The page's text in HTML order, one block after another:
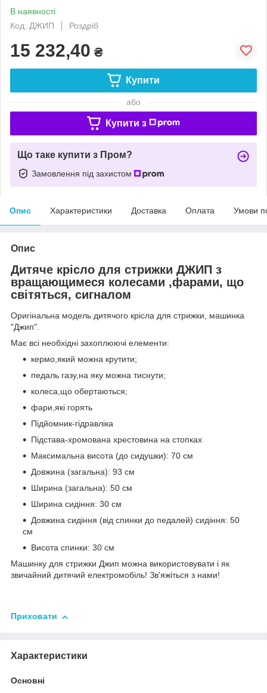
В наявності
Код: ДЖИП
Роздріб
15 232,40 ₴
Купити
або
Купити з
Що таке купити з Пром?
Замовлення під захистом
Опис Характеристики Доставка Оплата Умови
Опис
Дитяче крісло для стрижки ДЖИП з
вращающимеся колесами ,фарами, що
світяться, сигналом
Оригінальна модель дитячого крісла для стрижки, машинка
"Джип".
Має всі необхідні захоплюючі елементи:
кермо,який можна крутити;
педаль газу,на яку можна тиснути;
колеса,що обертаються;
фари,які горять
Підйомник-гідравліка
Підстава-хромована хрестовина на стопках
Максимальна висота (до сидушки): 70 см
Довжина (загальна): 93 см
Ширина (загальна): 50 см
Ширина сидіння: 30 см
Довжина сидіння (від спинки до педалей) сидіння: 50
см
Висота спинки: 30 см
Машинку для стрижки Джип можна використовувати і як
звичайний дитячий електромобіль! Зв'яжіться з нами!
Приховати
Характеристики
Основні